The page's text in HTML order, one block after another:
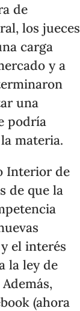
de
los jueces
carga
y a
una
podría
materia.
Interior de
de que la
el interés
la ley de
(ahora